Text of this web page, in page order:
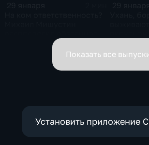
вице-премьеров
Показать все
Установить приложение